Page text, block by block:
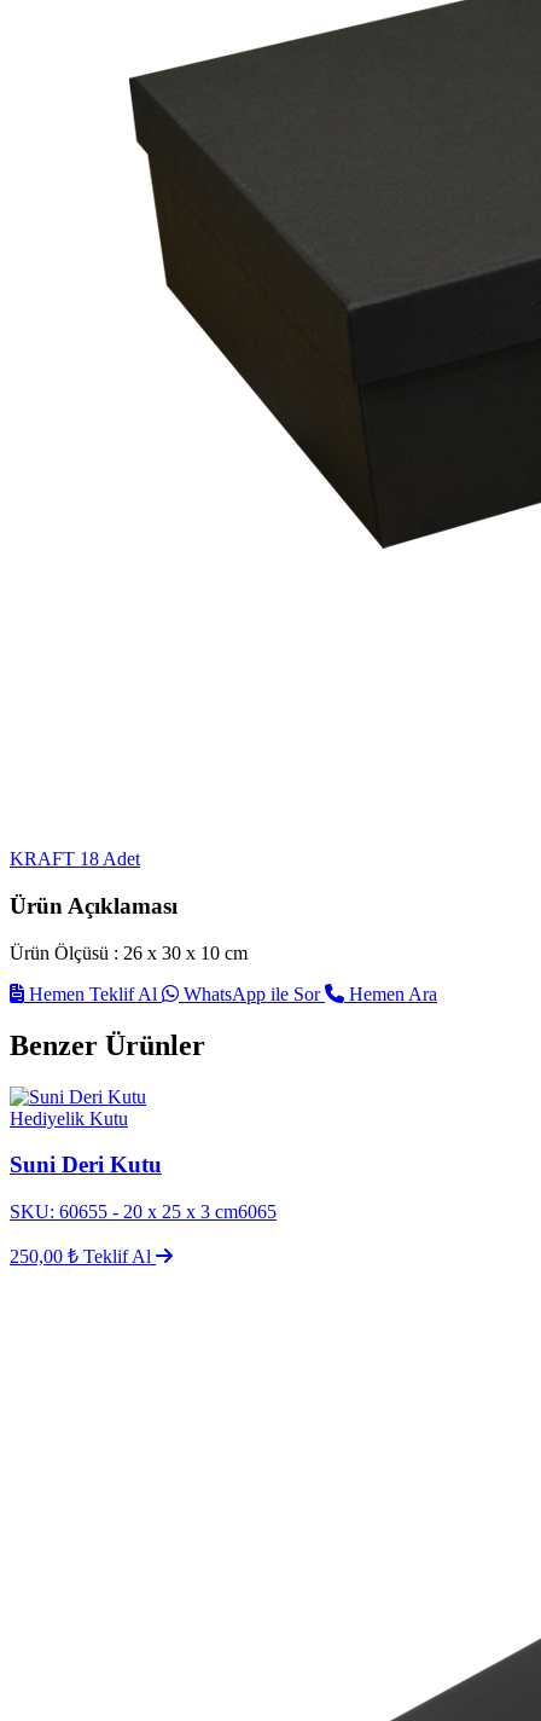
KRAFT 18 Adet
Ürün Açıklaması
Ürün Ölçüsü : 26 x 30 x 10 cm
Hemen Teklif Al
WhatsApp ile Sor Hemen Ara
Benzer Ürünler
Hediyelik Kutu
Suni Deri Kutu
SKU: 60655 - 20 x 25 x 3 cm6065
250,00 ₺ Teklif Al